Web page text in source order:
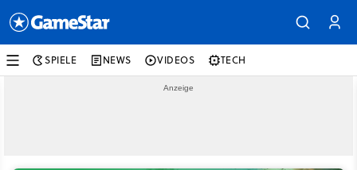
SPIELE NEWS VIDEOS TECH